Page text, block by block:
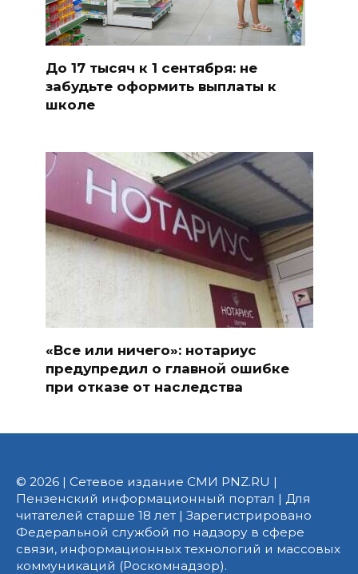
До 17 тысяч к 1 сентября: не
забудьте оформить выплаты к
школе
«Все или ничего»: нотариус
предупредил о главной ошибке
при отказе от наследства
© 2026 | Сетевое издание СМИ PNZ.RU |
Пензенский информационный портал | Для
читателей старше 18 лет | Зарегистрировано
Федеральной службой по надзору в сфере
связи, информационных технологий и массовых
коммуникаций (Роскомнадзор).